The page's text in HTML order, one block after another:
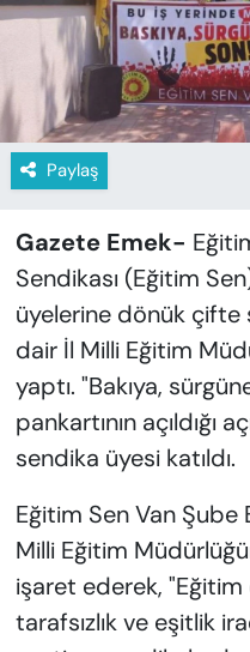
Paylaş
Gazete Emek-
Sendikası (Eğitim
üyelerine dönük
dair İl Milli Eğitim
yaptı. "Bakıya,
pankartının açıldığı
sendika üyesi katıldı.
Eğitim Sen Van Şube
Milli Eğitim
işaret ederek, "Eğitim
tarafsızlık ve eşitlik
SPOR
KÜLTÜR-SANAT
MAGAZİN
YAZAR KÖŞESİ
SİYASET
VAN VE